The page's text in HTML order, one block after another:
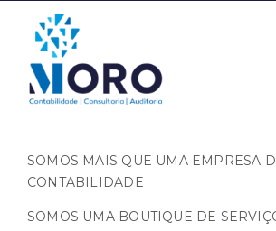
SOMOS MAIS QUE UMA EMPRESA
CONTABILIDADE
SOMOS UMA BOUTIQUE DE